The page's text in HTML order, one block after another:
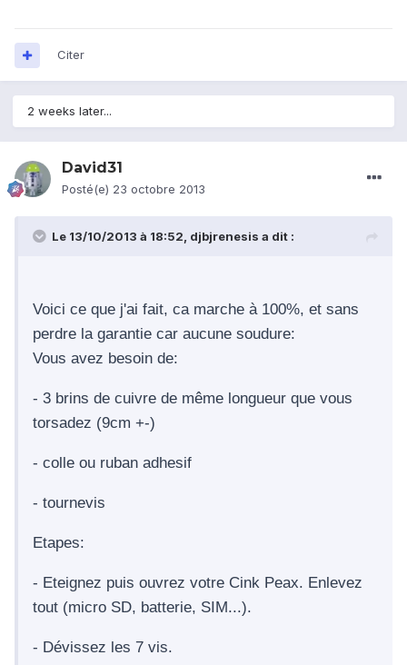
Citer
2 weeks later...
David31
Posté(e) 23 octobre 2013
Le 13/10/2013 à 18:52, djbjrenesis a dit :
Voici ce que j'ai fait, ca marche à 100%, et sans
perdre la garantie car aucune soudure:
Vous avez besoin de:
- 3 brins de cuivre de même longueur que vous
torsadez (9cm +-)
- colle ou ruban adhesif
- tournevis
Etapes:
- Eteignez puis ouvrez votre Cink Peax. Enlevez
tout (micro SD, batterie, SIM...).
- Dévissez les 7 vis.